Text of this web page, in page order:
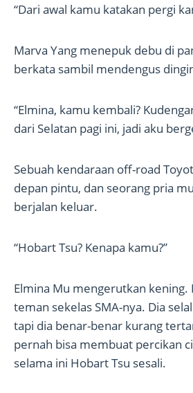
“Dari awal kamu katakan pergi
Marva Yang menepuk debu di
berkata sambil mendengus
“Elmina, kamu kembali?
dari Selatan pagi ini, jadi aku
Sebuah kendaraan off-road
depan pintu, dan seorang pria
berjalan keluar.
“Hobart Tsu? Kenapa kamu?”
Elmina Mu mengerutkan kening.
teman sekelas SMA-nya. Dia
tapi dia benar-benar kurang
pernah bisa membuat percikan
selama ini Hobart Tsu sesali.